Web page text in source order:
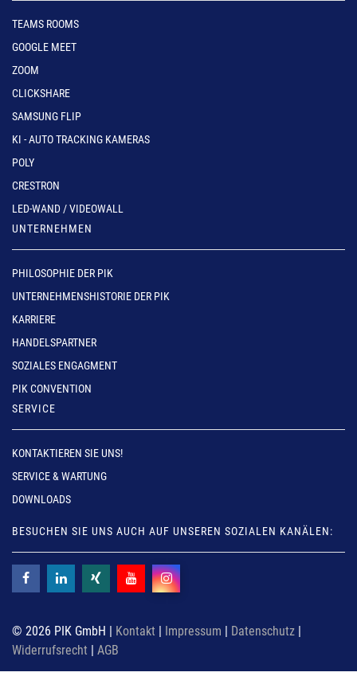
TEAMS ROOMS
GOOGLE MEET
ZOOM
CLICKSHARE
SAMSUNG FLIP
KI - AUTO TRACKING KAMERAS
POLY
CRESTRON
LED-WAND / VIDEOWALL
UNTERNEHMEN
PHILOSOPHIE DER PIK
UNTERNEHMENSHISTORIE DER PIK
KARRIERE
HANDELSPARTNER
SOZIALES ENGAGMENT
PIK CONVENTION
SERVICE
KONTAKTIEREN SIE UNS!
SERVICE & WARTUNG
DOWNLOADS
BESUCHEN SIE UNS AUCH AUF UNSEREN SOZIALEN KANÄLEN:
© 2026 PIK GmbH | Kontakt | Impressum | Datenschutz |
Widerrufsrecht | AGB